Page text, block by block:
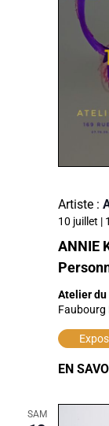
10 juillet |
ANNIE
Atelier du
Faubourg
Artiste :
EN
SAM